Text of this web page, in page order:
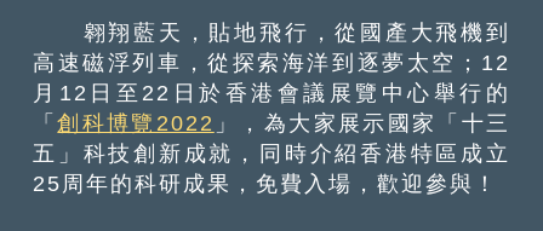
翱翔藍天，貼地飛行，從國產大飛機到
高速磁浮列車，從探索海洋到逐夢太空；12
月12日至22日於香港會議展覽中心舉行的
「創科博覽2022 」，為大家展示國家「十三
五」科技創新成就，同時介紹香港特區成立
25周年的科研成果，免費入場，歡迎參與！